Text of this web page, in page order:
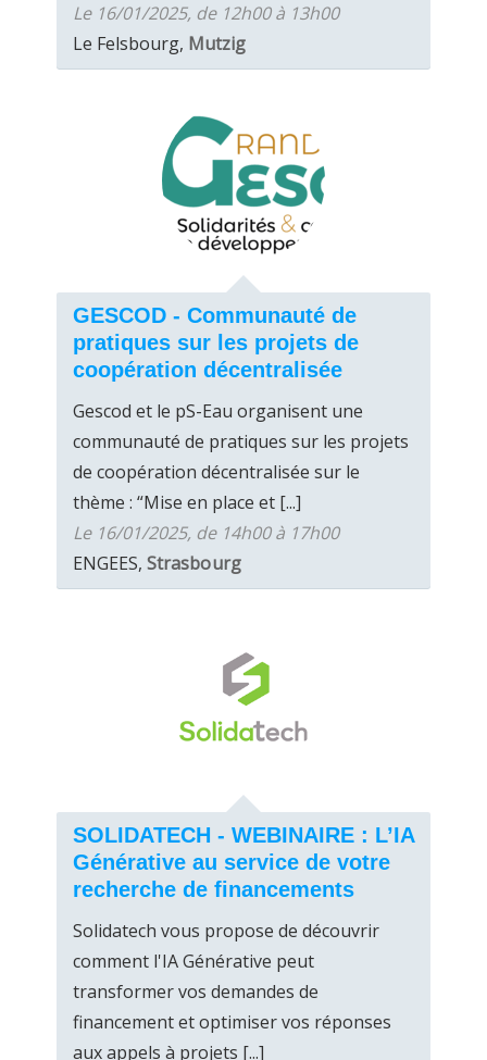
Le 16/01/2025, de 12h00 à 13h00
Le Felsbourg, Mutzig
GESCOD - Communauté de
pratiques sur les projets de
coopération décentralisée
Gescod et le pS-Eau organisent une
communauté de pratiques sur les projets
de coopération décentralisée sur le
thème : “Mise en place et [...]
Le 16/01/2025, de 14h00 à 17h00
ENGEES, Strasbourg
SOLIDATECH - WEBINAIRE : L’IA
Générative au service de votre
recherche de financements
Solidatech vous propose de découvrir
comment l'IA Générative peut
transformer vos demandes de
financement et optimiser vos réponses
aux appels à projets [...]